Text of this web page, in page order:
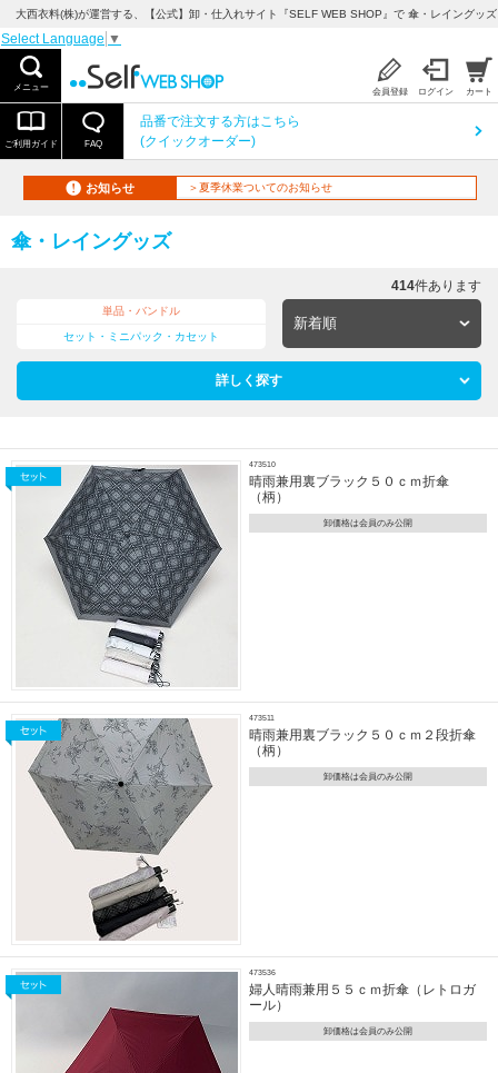
大西衣料(株)が運営する、【公式】卸・仕入れサイト『SELF WEB SHOP』で 傘・レイングッ
Select Language ▼
メニュー 会員登録 ログイン カート
ご利用ガイド FAQ
品番で注文する方はこちら
(クイックオーダー)
お知らせ ＞夏季休業ついてのお知らせ
傘・レイングッズ
単品・バンドル
セット・ミニパック・カセット
詳しく探す
414件あります
473510
晴雨兼用裏ブラック５０ｃｍ折傘
（柄）
卸価格は会員のみ公開
473511
晴雨兼用裏ブラック５０ｃｍ２段折傘
（柄）
卸価格は会員のみ公開
473536
婦人晴雨兼用５５ｃｍ折傘（レトロガ
ール）
卸価格は会員のみ公開